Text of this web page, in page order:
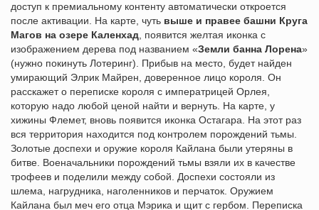
доступ к премиальному контенту автоматически откроется
после активации. На карте, чуть выше и правее башни Круга
Магов на озере Каленхад , появится желтая иконка с
изображением дерева под названием «Земли банна Лорена»
(нужно покинуть Лотеринг). Прибыв на место, будет найден
умирающий Элрик Майрен, доверенное лицо короля. Он
расскажет о переписке короля с императрицей Орлея,
которую надо любой ценой найти и вернуть. На карте, у
хижины Флемет, вновь появится иконка Остагара. На этот раз
вся территория находится под контролем порождений тьмы.
Золотые доспехи и оружие короля Кайлана были утеряны в
битве. Военачальники порождений тьмы взяли их в качестве
трофеев и поделили между собой. Доспехи состояли из
шлема, нагрудника, наголенников и перчаток. Оружием
Кайлана был меч его отца Мэрика и щит с гербом. Переписка